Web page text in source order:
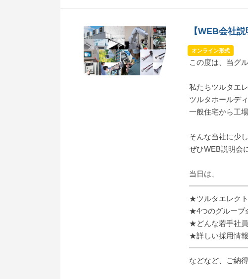
【WEB会社
オンライン形式
この度は、当グ
私たちツルタエ
ツルタホールデ
一般住宅から工
そんな当社に少
ぜひWEB説明会
当日は、
★ツルタエレク
★4つのグループ
★どんな若手社
★詳しい採用情
などなど、ご納